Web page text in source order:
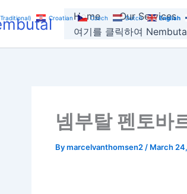
Home Our Services
여기를 클릭하여
넴부탈 펜토바
Bymarcelvanthomsen2 / March
Croatian Czech Dutch English